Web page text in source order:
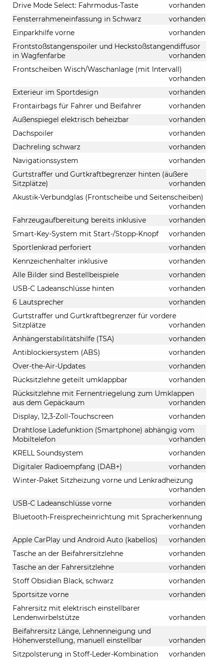
Drive Mode Select: Fahrmodus-Taste
vorhanden
Fensterrahmeneinfassung in Schwarz
vorhanden
Einparkhilfe vorne
vorhanden
Frontstoßstangenspoiler und Heckstoßstangendiffusor
in Wagfenfarbe
vorhanden
Frontscheiben Wisch/Waschanlage (mit Intervall)
vorhanden
Exterieur im Sportdesign
vorhanden
Frontairbags für Fahrer und Beifahrer
vorhanden
Außenspiegel elektrisch beheizbar
vorhanden
Dachspoiler
vorhanden
Dachreling schwarz
vorhanden
Navigationssystem
vorhanden
Gurtstraffer und Gurtkraftbegrenzer hinten (äußere
Sitzplätze)
vorhanden
Akustik-Verbundglas (Frontscheibe und Seitenscheiben)
vorhanden
Fahrzeugaufbereitung bereits inklusive
vorhanden
Smart-Key-System mit Start-/Stopp-Knopf
vorhanden
Sportlenkrad perforiert
vorhanden
Kennzeichenhalter inklusive
vorhanden
Alle Bilder sind Bestellbeispiele
vorhanden
USB-C Ladeanschlüsse hinten
vorhanden
6 Lautsprecher
vorhanden
Gurtstraffer und Gurtkraftbegrenzer für vordere
Sitzplätze
vorhanden
Anhängerstabilitätshilfe (TSA)
vorhanden
Antiblockiersystem (ABS)
vorhanden
Over-the-Air-Updates
vorhanden
Rücksitzlehne geteilt umklappbar
vorhanden
Rücksitzlehne mit Fernentriegelung zum Umklappen
aus dem Gepäckaum
vorhanden
Display, 12,3-Zoll-Touchscreen
vorhanden
Drahtlose Ladefunktion (Smartphone) abhängig vom
Mobiltelefon
vorhanden
KRELL Soundsystem
vorhanden
Digitaler Radioempfang (DAB+)
vorhanden
Winter-Paket Sitzheizung vorne und Lenkradheizung
vorhanden
USB-C Ladeanschlüsse vorne
vorhanden
Bluetooth-Freisprecheinrichtung mit Spracherkennung
vorhanden
Apple CarPlay und Android Auto (kabellos)
vorhanden
Tasche an der Beifahrersitzlehne
vorhanden
Tasche an der Fahrersitzlehne
vorhanden
Stoff Obsidian Black, schwarz
vorhanden
Sportsitze vorne
vorhanden
Fahrersitz mit elektrisch einstellbarer
Lendenwirbelstütze
vorhanden
Beifahrersitz Länge, Lehnenneigung und
Höhenverstellung, manuell einstellbar
vorhanden
Sitzpolsterung in Stoff-Leder-Kombination
vorhanden